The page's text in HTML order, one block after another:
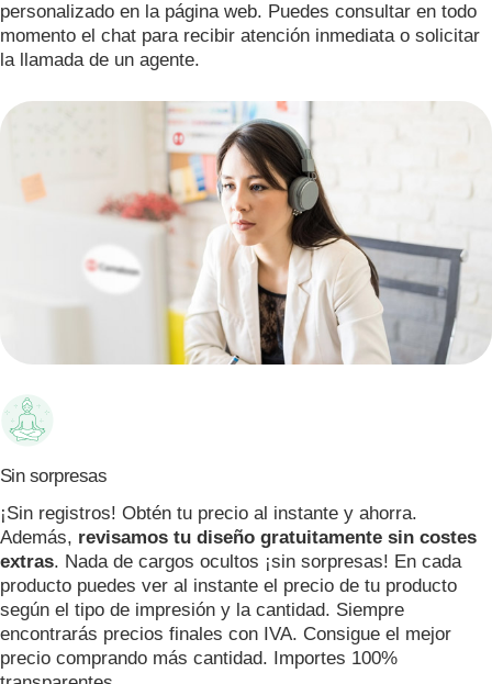
personalizado en la página web. Puedes consultar en todo
momento el chat para recibir atención inmediata o solicitar
la llamada de un agente.
Sin sorpresas
¡Sin registros! Obtén tu precio al instante y ahorra.
Además, revisamos tu diseño gratuitamente sin costes
extras. Nada de cargos ocultos ¡sin sorpresas! En cada
producto puedes ver al instante el precio de tu producto
según el tipo de impresión y la cantidad. Siempre
encontrarás precios finales con IVA. Consigue el mejor
precio comprando más cantidad. Importes 100%